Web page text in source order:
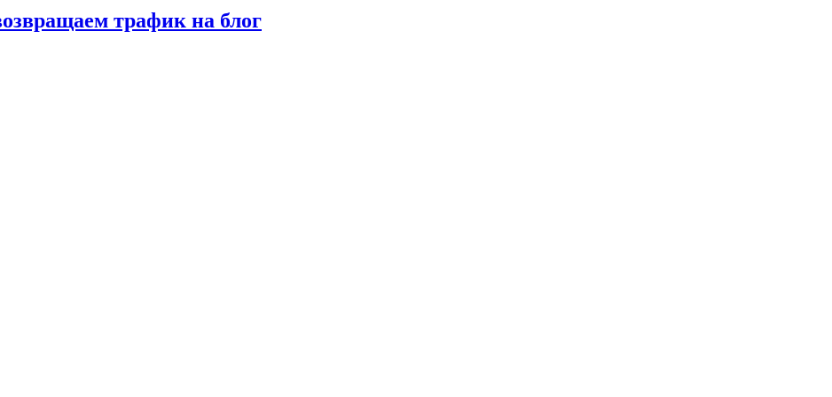
трафик на блог